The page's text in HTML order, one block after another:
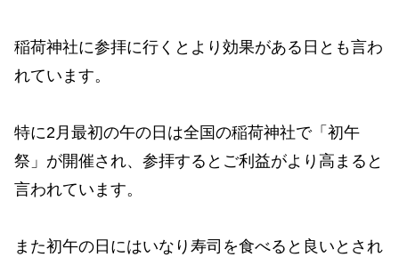
稲荷神社に参拝に行くとより効果がある日とも言わ
れています。
特に2月最初の午の日は全国の稲荷神社で「初午
祭」が開催され、参拝するとご利益がより高まると
言われています。
また初午の日にはいなり寿司を食べると良いとされ